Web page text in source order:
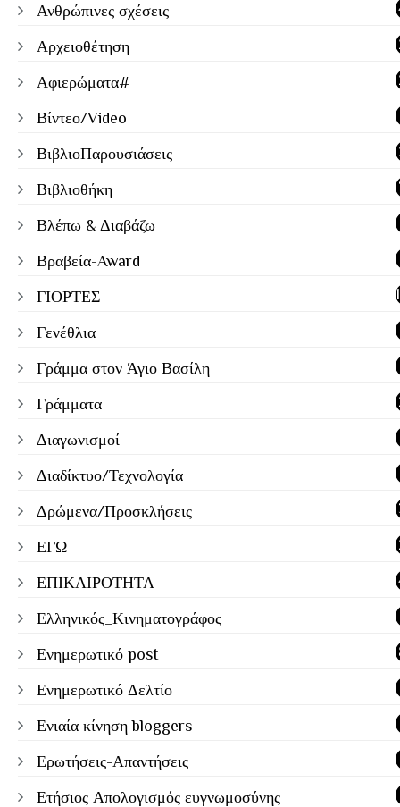
Ανθρώπινες σχέσεις
Αρχειοθέτηση
Αφιερώματα#
Βίντεο/Video
ΒιβλιοΠαρουσιάσεις
Βιβλιοθήκη
Βλέπω & Διαβάζω
Βραβεία-Award
ΓΙΟΡΤΕΣ
Γενέθλια
Γράμμα στον Άγιο Βασίλη
Γράμματα
Διαγωνισμοί
Διαδίκτυο/Τεχνολογία
Δρώμενα/Προσκλήσεις
ΕΓΩ
ΕΠΙΚΑΙΡΟΤΗΤΑ
Ελληνικός_Κινηματογράφος
Ενημερωτικό post
Ενημερωτικό Δελτίο
Ενιαία κίνηση bloggers
Ερωτήσεις-Απαντήσεις
Ετήσιος Απολογισμός ευγνωμοσύνης